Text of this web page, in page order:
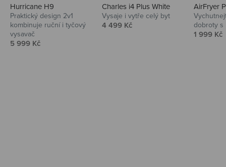
Hurricane H9
Praktický design 2v1
kombinuje ruční i tyčový
vysavač
Prodejní cena
5 999 Kč
Charles i4 Plus White
Vysaje i vytře celý byt
Prodejní cena
4 499 Kč
AirFryer
dobroty s
Prodejní
1 999 Kč
Audio
Niceboy sluchátka a repráky ti padnou
do noty.